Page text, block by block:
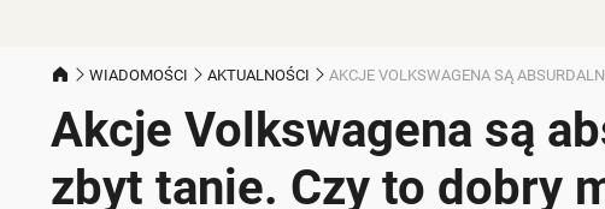
WIADOMOŚCI AKTUALNOŚCI AKCJE VOLKSWAGENA SĄ
Akcje Volkswagena są
zbyt tanie. Czy to dobry